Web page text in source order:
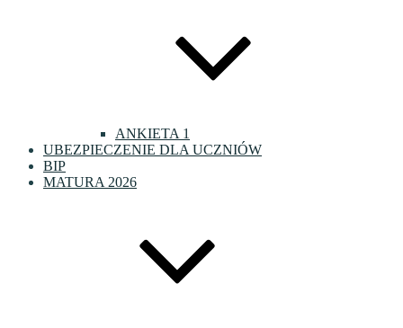
ANKIETA 1
UBEZPIECZENIE DLA UCZNIÓW
BIP
MATURA 2026